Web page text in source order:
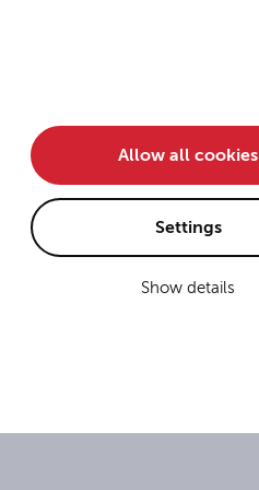
Allow all cookies
Settings
Show details
Kontakt